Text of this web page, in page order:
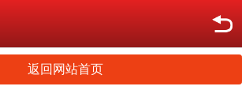
返回网站首页